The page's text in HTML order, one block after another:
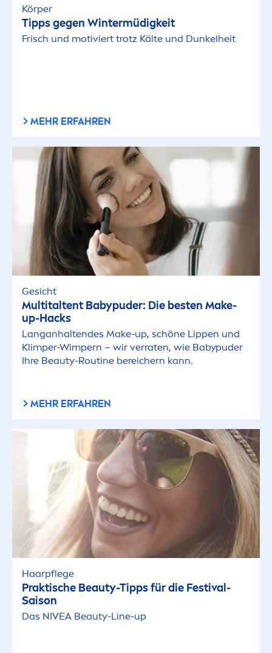
Körper
Tipps gegen Wintermüdigkeit
Frisch und motiviert trotz Kälte und Dunkelheit
MEHR ERFAHREN
Gesicht
Multitaltent Babypuder: Die besten Make-
up-Hacks
Langanhaltendes Make-up, schöne Lippen und
Klimper-Wimpern – wir verraten, wie Babypuder
Ihre Beauty-Routine bereichern kann.
MEHR ERFAHREN
Haarpflege
Praktische Beauty-Tipps für die Festival-
Saison
Das NIVEA Beauty-Line-up